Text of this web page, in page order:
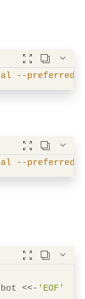
--preferred-
  
--preferred-
  
<<- 'EOF'
  